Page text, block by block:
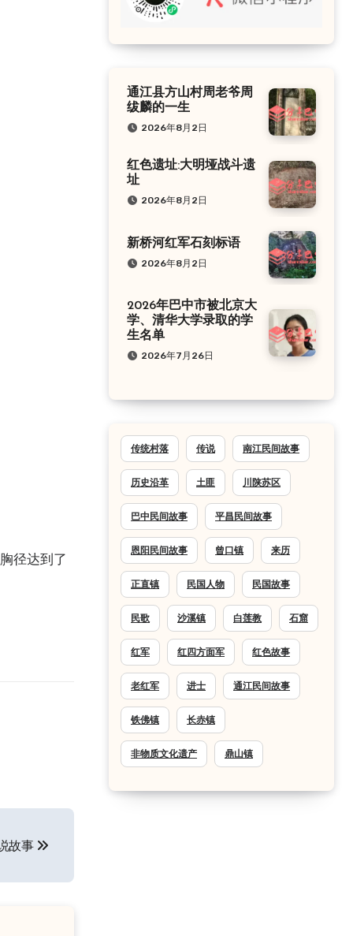
径达到了
故事
通江县方山村周老爷周
绂麟的一生
2026年8月2日
红色遗址:大明垭战斗遗
址
2026年8月2日
新桥河红军石刻标语
2026年8月2日
2026年巴中市被北京大
学、清华大学录取的学
生名单
2026年7月26日
传统村落 传说 南江民间故事
历史沿革 土匪 川陕苏区
巴中民间故事 平昌民间故事
恩阳民间故事 曾口镇 来历
正直镇 民国人物 民国故事
民歌 沙溪镇 白莲教 石窟
红军 红四方面军 红色故事
老红军 进士 通江民间故事
铁佛镇 长赤镇
非物质文化遗产 鼎山镇